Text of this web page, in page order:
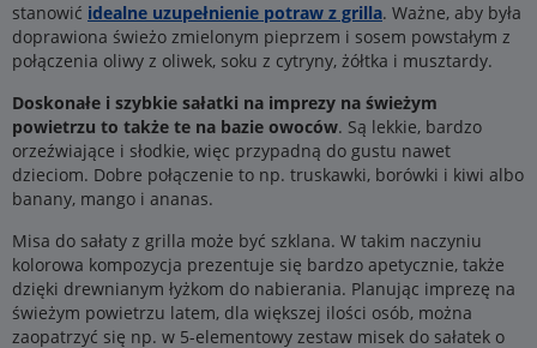
stanowić idealne uzupełnienie potraw z grilla. Ważne, aby była
doprawiona świeżo zmielonym pieprzem i sosem powstałym z
połączenia oliwy z oliwek, soku z cytryny, żółtka i musztardy.
Doskonałe i szybkie sałatki na imprezy na świeżym
powietrzu to także te na bazie owoców. Są lekkie, bardzo
orzeźwiające i słodkie, więc przypadną do gustu nawet
dzieciom. Dobre połączenie to np. truskawki, borówki i kiwi albo
banany, mango i ananas.
Misa do sałaty z grilla może być szklana. W takim naczyniu
kolorowa kompozycja prezentuje się bardzo apetycznie, także
dzięki drewnianym łyżkom do nabierania. Planując imprezę na
świeżym powietrzu latem, dla większej ilości osób, można
zaopatrzyć się np. w 5-elementowy zestaw misek do sałatek o